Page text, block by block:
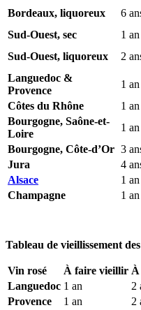
Bordeaux, liquoreux
6
Sud-Ouest, sec
1 an
Sud-Ouest, liquoreux
2
Languedoc &
Provence
1 an
Côtes du Rhône
1 an
Bourgogne, Saône-et-
Loire
1 an
Bourgogne, Côte-d’Or 3
Jura
4
Alsace
1 an
Champagne
1 an
Tableau de vieillissement
Vin rosé À faire vieillir
Languedoc 1 an 2
Provence
1 an 2